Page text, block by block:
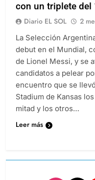
con un triplete del
Diario EL SOL 2
La Selección
debut en el Mundial,
de Lionel Messi, y se
candidatos a pelear
encuentro que se
Stadium de Kansas
mitad y los otros…
Leer más